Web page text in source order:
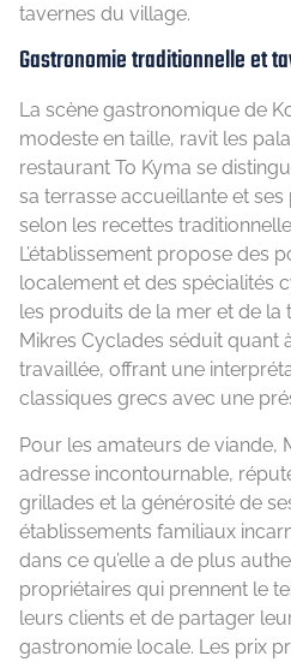
tavernes du village.
Gastronomie traditionnelle et
La scène gastronomique de
modeste en taille, ravit les
restaurant To Kyma se
sa terrasse accueillante et
selon les recettes
L’établissement propose des
localement et des spécialités
les produits de la mer et de la
Mikres Cyclades séduit quant
travaillée, offrant une
classiques grecs avec une
Pour les amateurs de viande,
adresse incontournable,
grillades et la générosité de
établissements familiaux
dans ce qu’elle a de plus
propriétaires qui prennent le
leurs clients et de partager
gastronomie locale. Les prix